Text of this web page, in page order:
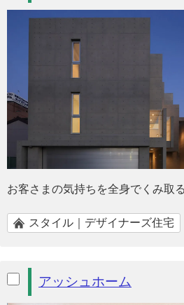
お客さまの気持ちを全身でくみ取
スタイル｜デザイナーズ住宅
アッシュホーム